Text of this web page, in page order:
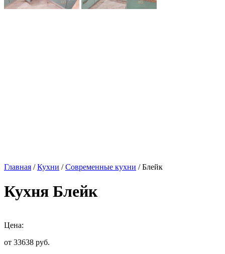
Главная /Кухни /Современные кухни / Блейк
Кухня Блейк
Цена:
от 33638 руб.